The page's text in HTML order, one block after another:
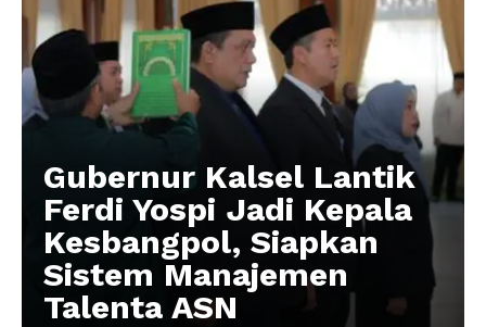
Gubernur Kalsel Lantik
Ferdi Yospi Jadi Kepala
Kesbangpol, Siapkan
Sistem Manajemen
Talenta ASN